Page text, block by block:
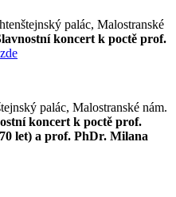
palác, Malostranské
koncert k poctě prof.
zde
palác, Malostranské nám.
koncert k poctě prof.
let) a prof. PhDr. Milana